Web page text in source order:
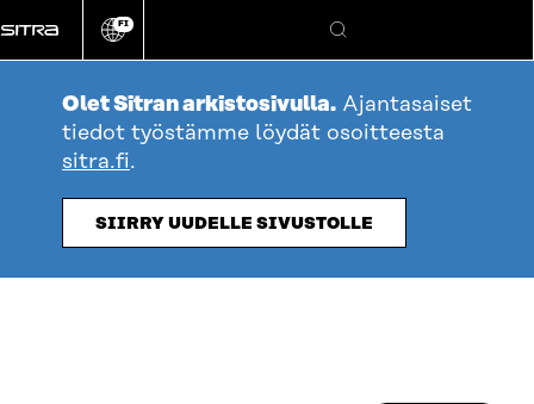
suoraan
sisältöön
Vaihda
kieli
FI
Hae
Olet Sitran arkistosivulla. Ajantasaiset
tiedot työstämme löydät osoitteesta
sitra.fi.
SIIRRY UUDELLE SIVUSTOLLE